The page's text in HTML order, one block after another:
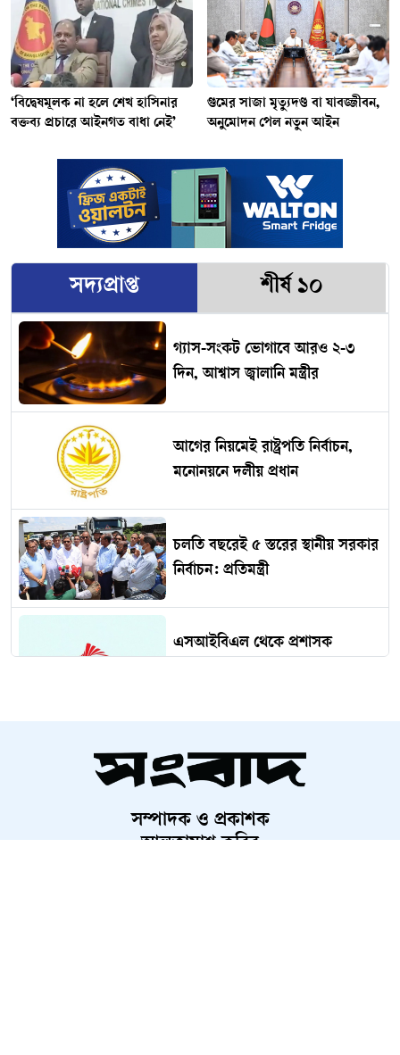
‘বিদ্বেষমূলক না হলে শেখ হাসিনার
বক্তব্য প্রচারে আইনগত বাধা নেই’
গুমের সাজা মৃত্যুদণ্ড বা যাবজ্জীবন,
অনুমোদন পেল নতুন আইন
সদ্যপ্রাপ্ত শীর্ষ ১০
গ্যাস-সংকট ভোগাবে আরও ২-৩
দিন, আশ্বাস জ্বালানি মন্ত্রীর
আগের নিয়মেই রাষ্ট্রপতি নির্বাচন,
মনোনয়নে দলীয় প্রধান
চলতি বছরেই ৫ স্তরের স্থানীয় সরকার
নির্বাচন: প্রতিমন্ত্রী
এসআইবিএল থেকে প্রশাসক
উদ্বোধন ১৬ আগস্ট
চব্বিশের জুলাই: রাষ্ট্র রূপান্তরের
সম্পাদক ও প্রকাশক
আলতামাশ কবির